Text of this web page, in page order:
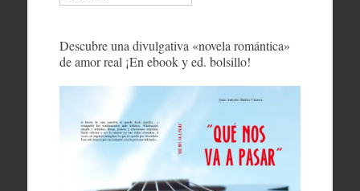
Descubre una divulgativa «novela romántica»
de amor real ¡En ebook y ed. bolsillo!